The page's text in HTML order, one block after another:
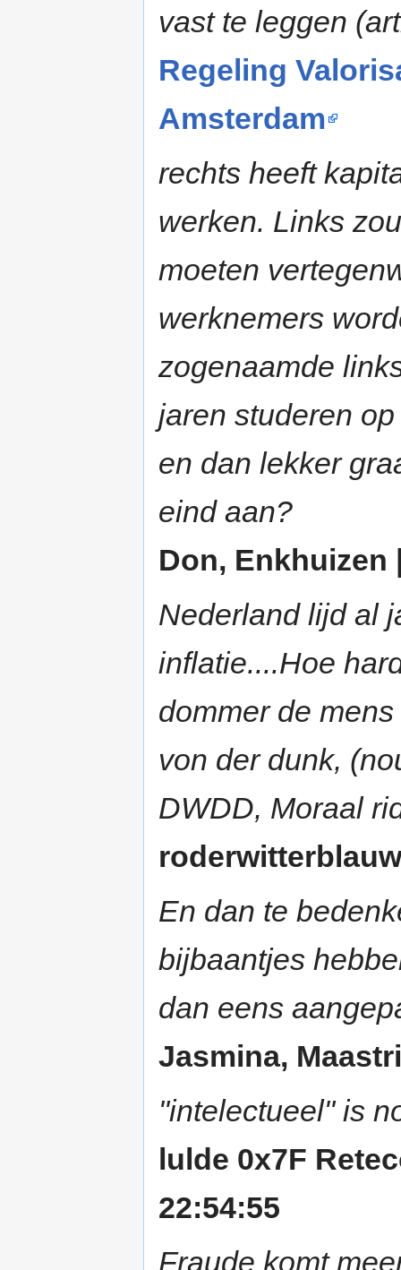
vast te leggen
Regeling
Amsterdam
rechts heeft
werken. Links
moeten
werknemers
zogenaamde
jaren studeren
en dan lekker
eind aan?
Don, Enkhuizen
Nederland lijd al
inflatie....Hoe
dommer de
von der dunk,
DWDD, Moraal
En dan te
bijbaantjes
dan eens
Jasmina,
"intelectueel" is
lulde 0x7F
22:54:55
Fraude komt